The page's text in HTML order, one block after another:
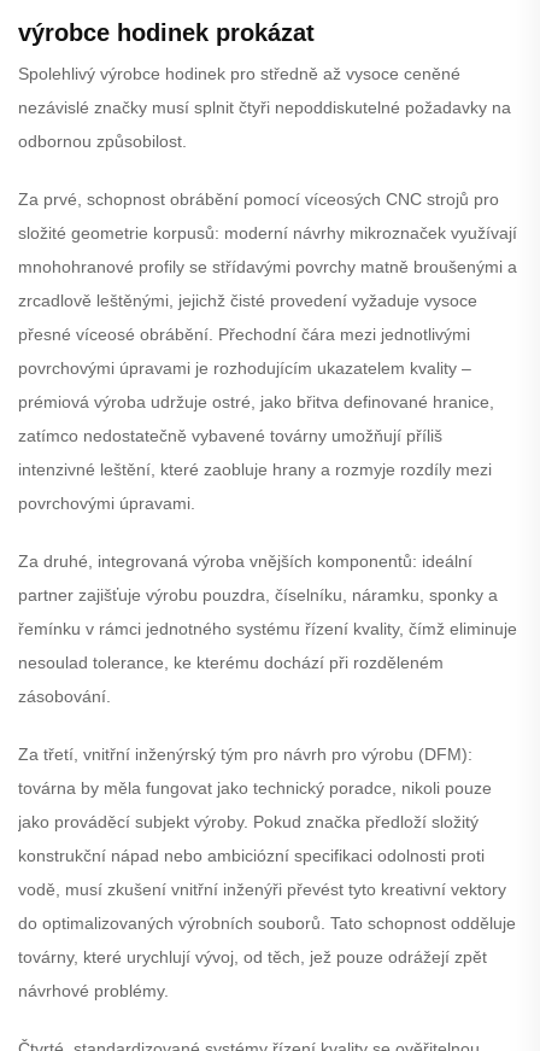
výrobce hodinek prokázat
Spolehlivý výrobce hodinek pro středně až vysoce ceněné
nezávislé značky musí splnit čtyři nepoddiskutelné požadavky na
odbornou způsobilost.
Za prvé, schopnost obrábění pomocí víceosých CNC strojů pro
složité geometrie korpusů: moderní návrhy mikroznaček využívají
mnohohranové profily se střídavými povrchy matně broušenými a
zrcadlově leštěnými, jejichž čisté provedení vyžaduje vysoce
přesné víceosé obrábění. Přechodní čára mezi jednotlivými
povrchovými úpravami je rozhodujícím ukazatelem kvality –
prémiová výroba udržuje ostré, jako břitva definované hranice,
zatímco nedostatečně vybavené továrny umožňují příliš
intenzivné leštění, které zaobluje hrany a rozmyje rozdíly mezi
povrchovými úpravami.
Za druhé, integrovaná výroba vnějších komponentů: ideální
partner zajišťuje výrobu pouzdra, číselníku, náramku, sponky a
řemínku v rámci jednotného systému řízení kvality, čímž eliminuje
nesoulad tolerance, ke kterému dochází při rozděleném
zásobování.
Za třetí, vnitřní inženýrský tým pro návrh pro výrobu (DFM):
továrna by měla fungovat jako technický poradce, nikoli pouze
jako prováděcí subjekt výroby. Pokud značka předloží složitý
konstrukční nápad nebo ambiciózní specifikaci odolnosti proti
vodě, musí zkušení vnitřní inženýři převést tyto kreativní vektory
do optimalizovaných výrobních souborů. Tato schopnost odděluje
továrny, které urychlují vývoj, od těch, jež pouze odrážejí zpět
návrhové problémy.